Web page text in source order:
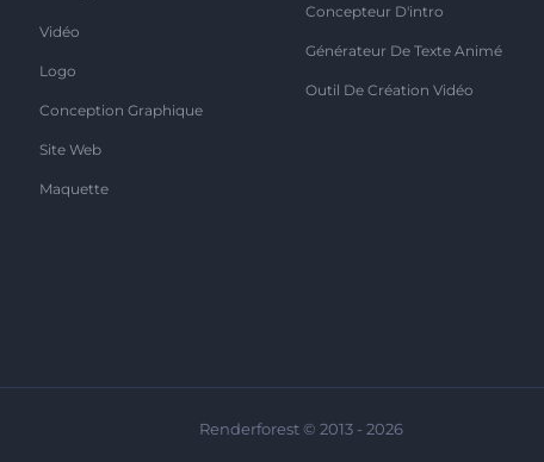
Vidéo
Logo
Conception Graphique
Site Web
Maquette
Concepteur D'intro
Générateur De Texte Animé
Outil De Création Vidéo
Renderforest © 2013 - 2026